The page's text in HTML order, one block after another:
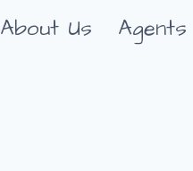
About Us Agents